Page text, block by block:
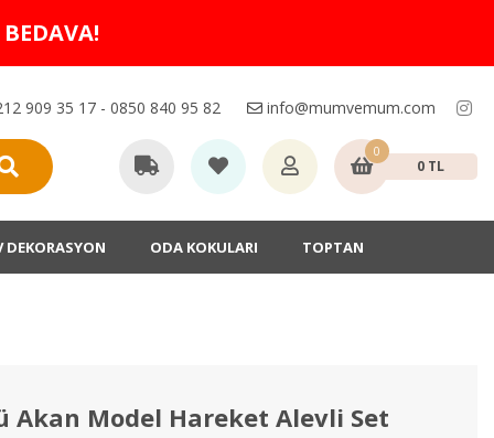
909 35 17 - 0850 840 95 82 info@mumvemum.com
0
0 TL
DEKORASYON ODA KOKULARI TOPTAN
Akan Model Hareket Alevli Set